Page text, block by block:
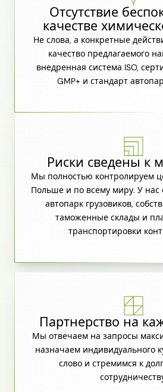
Отсутствие
качестве
Не слова, а конкретные
качество предлагаемого
внедренная система ISO,
GMP+ и стандарт
Риски сведены к
Мы полностью контролируем
Польше и по всему миру. У нас
автопарк грузовиков,
таможенные склады и
транспортировки
Партнерство на
Мы отвечаем на запросы
назначаем индивидуального
слово и стремимся к